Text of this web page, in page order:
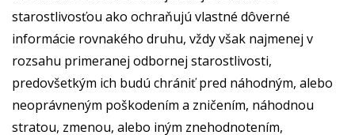
starostlivosťou ako ochraňujú vlastné dôverné
informácie rovnakého druhu, vždy však najmenej v
rozsahu primeranej odbornej starostlivosti,
predovšetkým ich budú chrániť pred náhodným, alebo
neoprávneným poškodením a zničením, náhodnou
stratou, zmenou, alebo iným znehodnotením,